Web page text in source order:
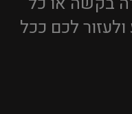
לכם ככל